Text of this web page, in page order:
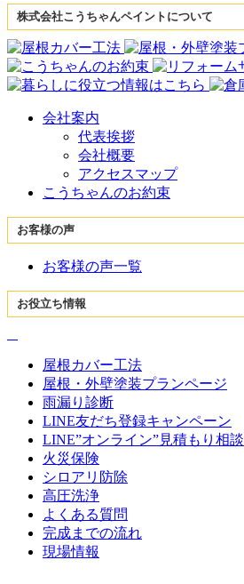
株式会社こうちゃんペイントについて
会社案内
代表挨拶
会社概要
アクセスマップ
こうちゃんのお約束
お客様の声
お客様の声一覧
お役立ち情報
屋根カバー工法
屋根・外壁塗装プランページ
雨漏り診断
LINE友だち登録キャンペーン
LINE”オンライン”見積もり相談
火災保険
シロアリ防除
高圧洗浄
よくある質問
完成までの流れ
現場情報